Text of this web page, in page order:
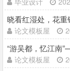
晓看红湿处，花
论文模板屋
“游吴都，忆江南
论文模板屋